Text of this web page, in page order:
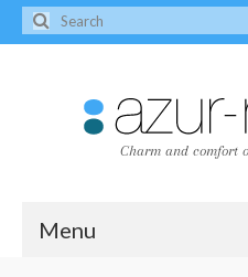
Charm and comfort
Menu